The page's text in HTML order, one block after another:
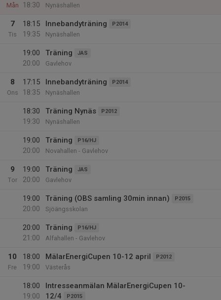
Mån
18:30
Nynäshallen
7
Tis
18:15
19:35
Innebandyträning P2014
Nynäshallen
19:00
20:00
Träning JAS
Gavlehov
8
Ons
17:15
18:35
Innebandyträning P2014
Nynäshallen
18:30
19:30
Träning Nynäs P2012
Nynäshallen
19:00
20:00
Träning P16/HJ
Novahallen - Gavlehov
9
Tor
19:00
20:00
Träning JAS
Gavlehov
19:00
20:00
Träning (OBS samling 30min innan) P2015
Sjöängsskolan
20:00
21:00
Träning P16/HJ
Alfahallen - Gavlehov
10
Fre
18:00
19:00
MälarEnergiCupen 10-12 april P2012
Västerås
18:00
19:00
Intresseanmälan MälarEnergiCupen 10-
12/4
P2015